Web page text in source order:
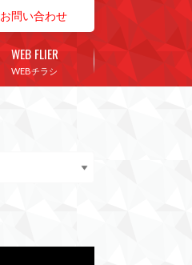
お問い合わせ
WEBチラシ
WEB FLIER